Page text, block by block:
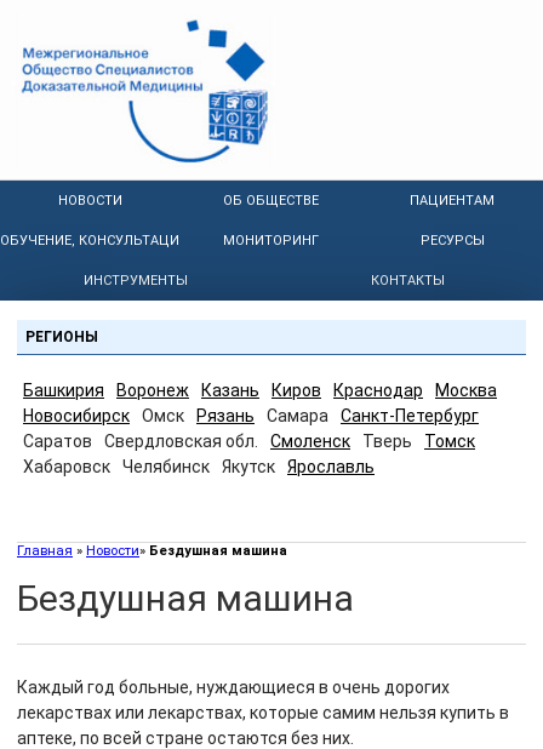
НОВОСТИ ОБ ОБЩЕСТВЕ ПАЦИЕНТАМ
ОБУЧЕНИЕ, КОНСУЛЬТАЦИИ МОНИТОРИНГ РЕСУРСЫ
ИНСТРУМЕНТЫ КОНТАКТЫ
РЕГИОНЫ
Башкирия Воронеж Казань Киров Краснодар
Москва
Новосибирск
Омск Рязань Самара
Санкт-Петербург
Саратов
Свердловская обл. Смоленск Тверь
Томск
Хабаровск
Челябинск Якутск Ярославль
Главная » Новости» Бездушная машина
Бездушная машина
Каждый год больные, нуждающиеся в очень дорогих
лекарствах или лекарствах, которые самим нельзя купить в
аптеке, по всей стране остаются без них.